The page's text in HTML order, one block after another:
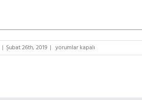
| Şubat 26th, 2019 | ES
Voleybol
yorumlar kapalı